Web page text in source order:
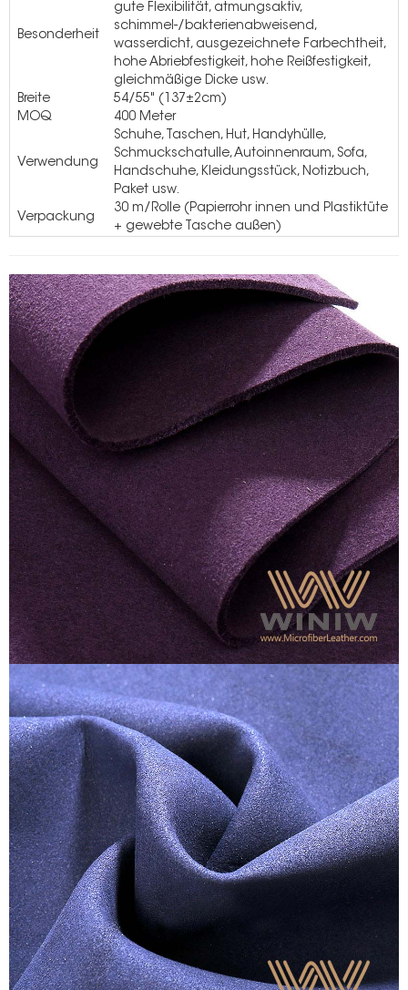
Besonderheit
gute Flexibilität, atmungsaktiv,
schimmel-/bakterienabweisend,
wasserdicht, ausgezeichnete Farbechtheit,
hohe Abriebfestigkeit, hohe Reißfestigkeit,
gleichmäßige Dicke usw.
Breite
54/55" (137±2cm)
MOQ
400 Meter
Verwendung
Schuhe, Taschen, Hut, Handyhülle,
Schmuckschatulle, Autoinnenraum, Sofa,
Handschuhe, Kleidungsstück, Notizbuch,
Paket usw.
Verpackung
30 m/Rolle (Papierrohr innen und Plastiktüte
+ gewebte Tasche außen)